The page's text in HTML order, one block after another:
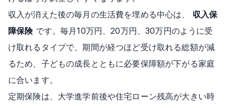
収入が消えた後の毎月の生活費を埋める中心は、 収入保
障保険です。毎月10万円、20万円、30万円のように受
け取れるタイプで、期間が経つほど受け取れる総額が減
るため、子どもの成長とともに必要保障額が下がる家庭
に合います。
定期保険は、大学進学前後や住宅ローン残高が大きい時